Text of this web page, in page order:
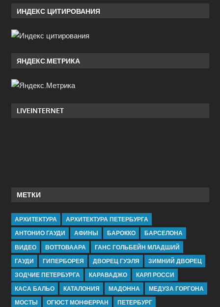
ИНДЕКС ЦИТИРОВАНИЯ
ЯНДЕКС.МЕТРИКА
LIVEINTERNET
МЕТКИ
АРХИТЕКТУРА
АРХИТЕКТУРА ПЕТЕРБУРГА
АНТОНИО ГАУДИ
АФИНЫ БАРОККО
БАРСЕЛОНА
ВИДЕО
ВОТТОВААРА
ГАНС ГОЛЬБЕЙН МЛАДШИЙ
ГАУДИ
ГИПЕРБОРЕЯ ДВОРЕЦ ГУЭЛЯ
ЗИМНИЙ ДВОРЕЦ
ЗОДЧИЕ ПЕТЕРБУРГА
КАРАВАДЖО
КАРЛ РОССИ
КАСА БАЛЬО
КАТАЛОНИЯ МАДОННА
МЕДУЗА ГОРГОНА
МОСТЫ
ОГЮСТ МОНФЕРРАН ПЕТЕРБУРГ